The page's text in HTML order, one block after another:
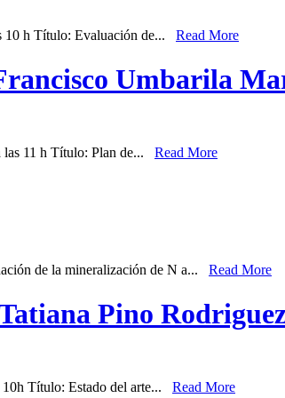
10 h Título: Evaluación de... Read More
Umbarila
las 11 h Título: Plan de... Read More
de la mineralización de N a... Read More
Pino
10h Título: Estado del arte... Read More